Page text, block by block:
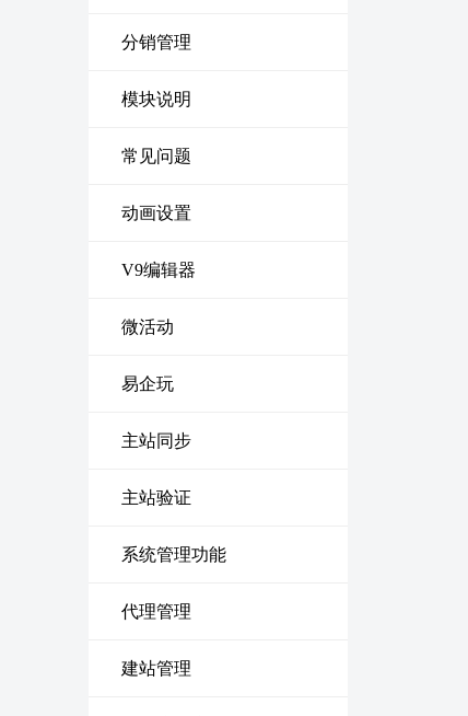
分销管理
模块说明
常见问题
动画设置
V9编辑器
微活动
易企玩
主站同步
主站验证
系统管理功能
代理管理
建站管理